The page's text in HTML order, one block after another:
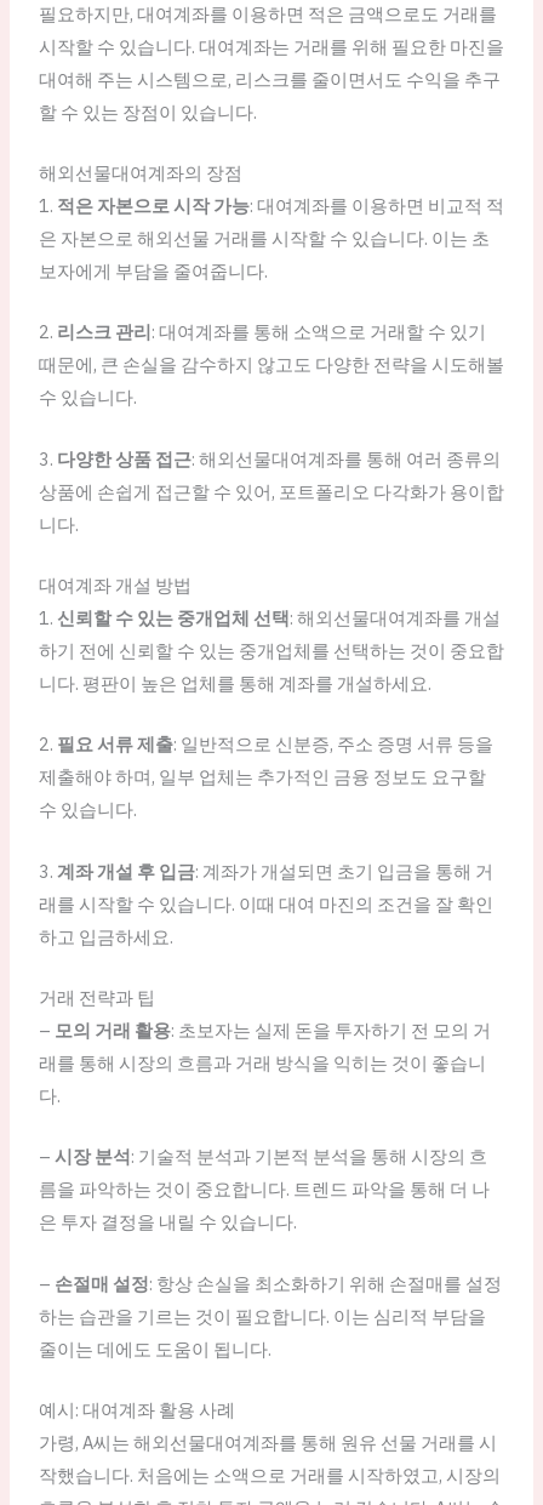
필요하지만, 대여계좌를 이용하면 적은 금액으로도 거래를
시작할 수 있습니다. 대여계좌는 거래를 위해 필요한 마진을
대여해 주는 시스템으로, 리스크를 줄이면서도 수익을 추구
할 수 있는 장점이 있습니다.
해외선물대여계좌의 장점
1. 적은 자본으로 시작 가능: 대여계좌를 이용하면 비교적 적
은 자본으로 해외선물 거래를 시작할 수 있습니다. 이는 초
보자에게 부담을 줄여줍니다.
2. 리스크 관리 : 대여계좌를 통해 소액으로 거래할 수 있기
때문에, 큰 손실을 감수하지 않고도 다양한 전략을 시도해볼
수 있습니다.
3. 다양한 상품 접근: 해외선물대여계좌를 통해 여러 종류의
상품에 손쉽게 접근할 수 있어, 포트폴리오 다각화가 용이합
니다.
대여계좌 개설 방법
1. 신뢰할 수 있는 중개업체 선택: 해외선물대여계좌를 개설
하기 전에 신뢰할 수 있는 중개업체를 선택하는 것이 중요합
니다. 평판이 높은 업체를 통해 계좌를 개설하세요.
2. 필요 서류 제출: 일반적으로 신분증, 주소 증명 서류 등을
제출해야 하며, 일부 업체는 추가적인 금융 정보도 요구할
수 있습니다.
3. 계좌 개설 후 입금: 계좌가 개설되면 초기 입금을 통해 거
래를 시작할 수 있습니다. 이때 대여 마진의 조건을 잘 확인
하고 입금하세요.
거래 전략과 팁
– 모의 거래 활용: 초보자는 실제 돈을 투자하기 전 모의 거
래를 통해 시장의 흐름과 거래 방식을 익히는 것이 좋습니
다.
– 시장 분석 : 기술적 분석과 기본적 분석을 통해 시장의 흐
름을 파악하는 것이 중요합니다. 트렌드 파악을 통해 더 나
은 투자 결정을 내릴 수 있습니다.
– 손절매 설정: 항상 손실을 최소화하기 위해 손절매를 설정
하는 습관을 기르는 것이 필요합니다. 이는 심리적 부담을
줄이는 데에도 도움이 됩니다.
예시: 대여계좌 활용 사례
가령, A씨는 해외선물대여계좌를 통해 원유 선물 거래를 시
작했습니다. 처음에는 소액으로 거래를 시작하였고, 시장의